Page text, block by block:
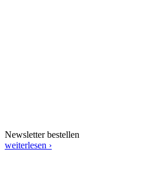
Newsletter bestellen
weiterlesen ›